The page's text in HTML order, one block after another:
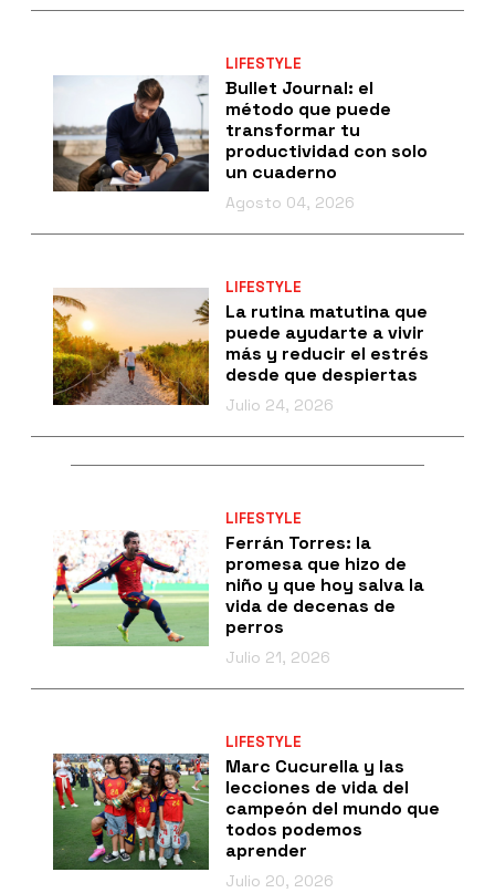
LIFESTYLE
Bullet Journal: el
método que puede
transformar tu
productividad con solo
un cuaderno
Agosto 04, 2026
LIFESTYLE
La rutina matutina que
puede ayudarte a vivir
más y reducir el estrés
desde que despiertas
Julio 24, 2026
LIFESTYLE
Ferrán Torres: la
promesa que hizo de
niño y que hoy salva la
vida de decenas de
perros
Julio 21, 2026
LIFESTYLE
Marc Cucurella y las
lecciones de vida del
campeón del mundo que
todos podemos
aprender
Julio 20, 2026